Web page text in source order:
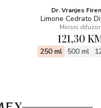
Dr. Vranjes
Limone Cedrato
Mirisni difuzor
121,30
250 ml 500 ml